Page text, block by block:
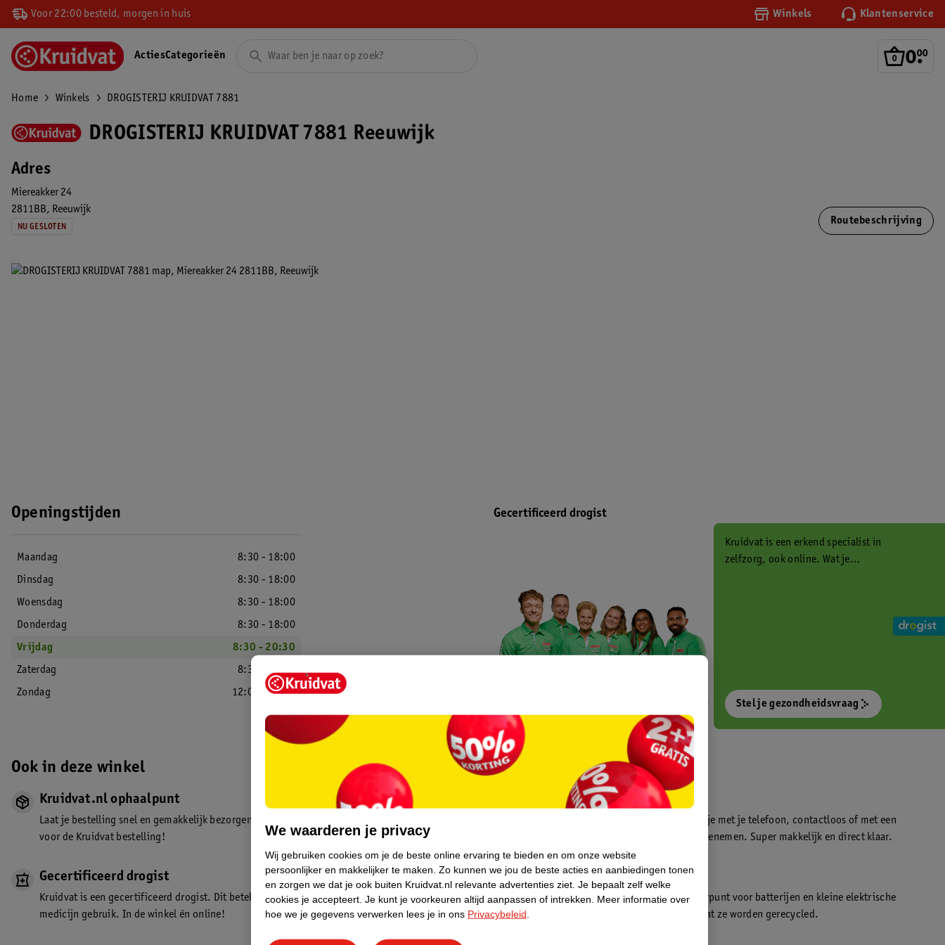
Voor 22:00 besteld, morgen in huis Winkels Klantenservice
0.
00
ActiesCategorieën
Home Winkels DROGISTERIJ KRUIDVAT 7881
DROGISTERIJ KRUIDVAT 7881 Reeuwijk
Adres
Miereakker 24
2811BB
Reeuwijk
NU GESLOTEN
Routebeschrijving
Openingstijden
Maandag
8:30 - 18:00
Dinsdag
8:30 - 18:00
Woensdag
8:30 - 18:00
Donderdag
8:30 - 18:00
Vrijdag
8:30 - 20:30
Zaterdag
8:30 - 18:00
Zondag
12:00 - 17:00
Gecertificeerd drogist
Kruidvat is een erkend specialist in
zelfzorg, ook online. Wat je
Stel je gezondheidsvraag
Ook in deze winkel
Kruidvat.nl ophaalpunt
Laat je bestelling snel en gemakkelijk bezorgen in de winkel. Zo hoef je niet thuis te blijven
voor de Kruidvat bestelling!
Gecertificeerd drogist
Kruidvat is een gecertificeerd drogist. Dit betekent dat je deskundig advies krijgt over
medicijn gebruik. In de winkel én online!
Kruidvat fotokiosk
In de winkel vind je een fotokiosk waarmee je met je telefoon, contactloos of met een
geheugenkaartje, jouw foto’s direct kan meenemen. Super makkelijk en direct klaar.
WeCycle inleverpunt
In deze Kruidvat vind je een WeCycle inleverpunt voor batterijen en kleine elektrische
apparaten. Deze kan je gratis inleveren zodat ze worden gerecycled.
We waarderen je privacy
Wij gebruiken cookies om je de beste online ervaring te bieden en om onze website
persoonlijker en makkelijker te maken. Zo kunnen we jou de beste acties en aanbiedingen tonen
en zorgen we dat je ook buiten Kruidvat.nl relevante advertenties ziet. Je bepaalt zelf welke
cookies je accepteert. Je kunt je voorkeuren altijd aanpassen of intrekken.
Meer informatie over
hoe we je gegevens verwerken lees je in ons Privacybeleid